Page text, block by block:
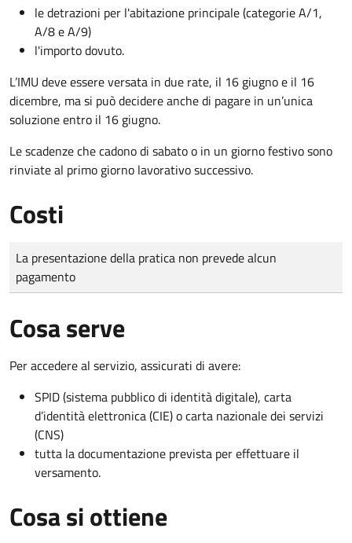
le detrazioni per l'abitazione principale (categorie A/1,
A/8 e A/9)
l'importo dovuto.
L’IMU deve essere versata in due rate, il 16 giugno e il 16
dicembre, ma si può decidere anche di pagare in un’unica
soluzione entro il 16 giugno.
Le scadenze che cadono di sabato o in un giorno festivo sono
rinviate al primo giorno lavorativo successivo.
Costi
Tipo di pagamento
Importo
La presentazione della pratica non prevede alcun
pagamento
Cosa serve
Per accedere al servizio, assicurati di avere:
SPID (sistema pubblico di identità digitale), carta
d’identità elettronica (CIE) o carta nazionale dei servizi
(CNS)
tutta la documentazione prevista per effettuare il
versamento.
Cosa si ottiene